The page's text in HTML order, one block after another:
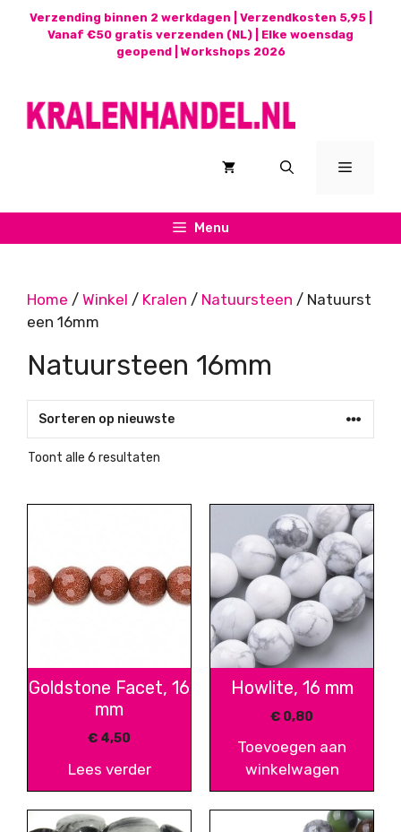
Verzending binnen 2 werkdagen | Verzendkosten 5,95 |
Vanaf €50 gratis verzenden (NL) | Elke woensdag
geopend | Workshops 2026
Menu
Menu
Home / Winkel / Kralen / Natuursteen / Natuurst
een 16mm
Natuursteen 16mm
Toont alle 6 resultaten
Goldstone Facet, 16
mm
€ 4,50
Lees verder
Howlite, 16 mm
€ 0,80
Toevoegen aan
winkelwagen